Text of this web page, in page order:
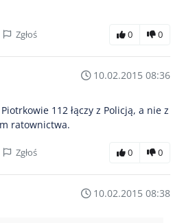
Zgłoś 0 0
10.02.2015 08:36
112 łączy z Policją, a nie z
ratownictwa.
Zgłoś 0 0
10.02.2015 08:38